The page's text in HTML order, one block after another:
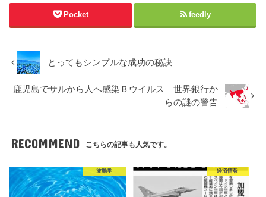
Pocket feedly
とってもシンプルな成功の秘訣
鹿児島でサルから人へ感染Ｂウイルス 世界銀行か
らの謎の警告
RECOMMEND こちらの記事も人気です。
波動学 経済情報